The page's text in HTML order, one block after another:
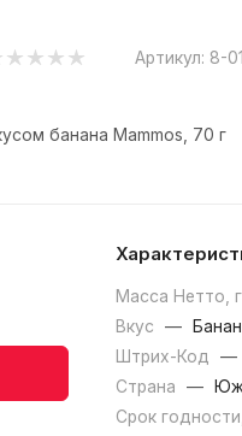
Артикул: 8-
банана Mammos, 70 г
Масса Нетто, г
Вкус
—
Банан
Штрих-Код
—
Страна
—
Срок